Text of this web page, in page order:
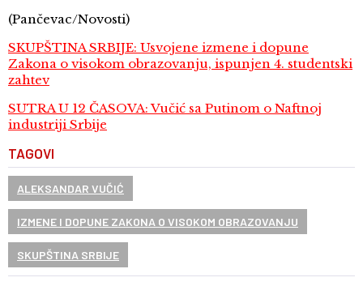
(Pančevac/Novosti)
SKUPŠTINA SRBIJE: Usvojene izmene i dopune
Zakona o visokom obrazovanju, ispunjen 4. studentski
zahtev
SUTRA U 12 ČASOVA: Vučić sa Putinom o Naftnoj
industriji Srbije
TAGOVI
ALEKSANDAR VUČIĆ
IZMENE I DOPUNE ZAKONA O VISOKOM OBRAZOVANJU
SKUPŠTINA SRBIJE